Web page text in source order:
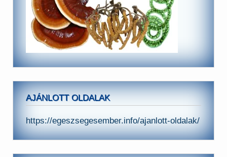
AJÁNLOTT OLDALAK
https://egeszsegesember.info/ajanlott-oldalak/